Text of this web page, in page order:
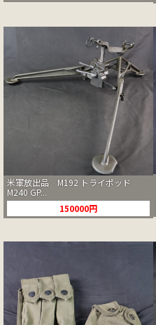
米軍放出品 M192 トライポッド
M240 GP...
150000円